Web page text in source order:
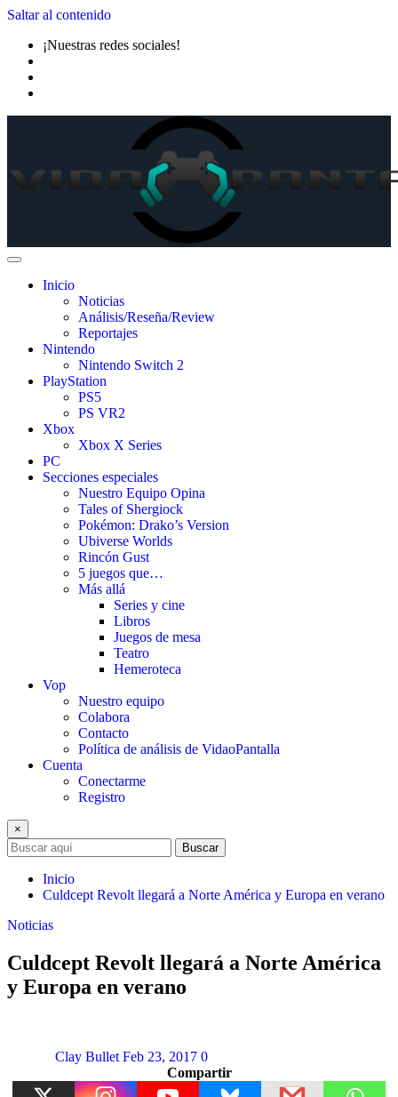
Saltar al contenido
¡Nuestras redes sociales!
Inicio
Noticias
Análisis/Reseña/Review
Reportajes
Nintendo
Nintendo Switch 2
PlayStation
PS5
PS VR2
Xbox
Xbox X Series
PC
Secciones especiales
Nuestro Equipo Opina
Tales of Shergiock
Pokémon: Drako’s Version
Ubiverse Worlds
Rincón Gust
5 juegos que…
Más allá
Series y cine
Libros
Juegos de mesa
Teatro
Hemeroteca
Vop
Nuestro equipo
Colabora
Contacto
Política de análisis de VidaoPantalla
Cuenta
Conectarme
Registro
×
Buscar
Inicio
Culdcept Revolt llegará a Norte América y Europa en verano
Noticias
Culdcept Revolt llegará a Norte América
y Europa en verano
Clay Bullet Feb 23, 2017 0
Compartir